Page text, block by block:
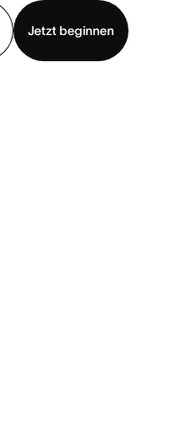
Jetzt beginnen